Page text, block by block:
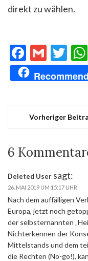
direkt zu wählen.
Gmail
Recommend
Vorheriger
6
Deleted User sagt:
26. MAI 2019 UM 15:17 UHR
Nach dem auffälligen
Europa, jetzt noch
der selbsternannten
Nichterkennen der
Mittelstands und dem
die Rechten (No-go!),